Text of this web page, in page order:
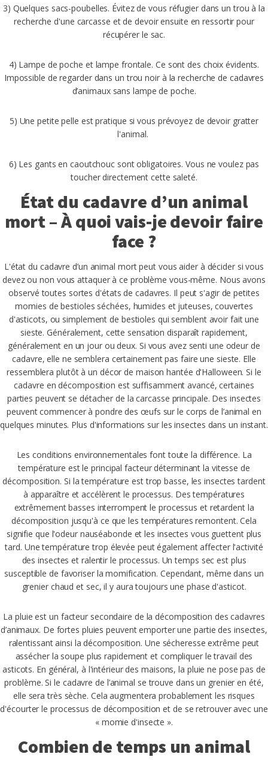
3) Quelques sacs-poubelles. Évitez de vous réfugier dans un trou à la
recherche d'une carcasse et de devoir ensuite en ressortir pour
récupérer le sac.
4) Lampe de poche et lampe frontale. Ce sont des choix évidents.
Impossible de regarder dans un trou noir à la recherche de cadavres
d’animaux sans lampe de poche.
5) Une petite pelle est pratique si vous prévoyez de devoir gratter
l'animal.
6) Les gants en caoutchouc sont obligatoires. Vous ne voulez pas
toucher directement cette saleté.
État du cadavre d’un animal
mort – À quoi vais-je devoir faire
face ?
L'état du cadavre d’un animal mort peut vous aider à décider si vous
devez ou non vous attaquer à ce problème vous-même. Nous avons
observé toutes sortes d'états de cadavres. Il peut s'agir de petites
momies de bestioles séchées, humides et juteuses, couvertes
d'asticots, ou simplement de bestioles qui semblent avoir fait une
sieste. Généralement, cette sensation disparaît rapidement,
généralement en un jour ou deux. Si vous avez senti une odeur de
cadavre, elle ne semblera certainement pas faire une sieste. Elle
ressemblera plutôt à un décor de maison hantée d'Halloween. Si le
cadavre en décomposition est suffisamment avancé, certaines
parties peuvent se détacher de la carcasse principale. Des insectes
peuvent commencer à pondre des œufs sur le corps de l’animal en
quelques minutes. Plus d'informations sur les insectes dans un instant.
Les conditions environnementales font toute la différence. La
température est le principal facteur déterminant la vitesse de
décomposition. Si la température est trop basse, les insectes tardent
à apparaître et accélèrent le processus. Des températures
extrêmement basses interrompent le processus et retardent la
décomposition jusqu'à ce que les températures remontent. Cela
signifie que l'odeur nauséabonde et les insectes vous guettent plus
tard. Une température trop élevée peut également affecter l'activité
des insectes et ralentir le processus. Un temps sec est plus
susceptible de favoriser la momification. Cependant, même dans un
grenier chaud et sec, il y aura toujours une phase d'asticot.
La pluie est un facteur secondaire de la décomposition des cadavres
d’animaux. De fortes pluies peuvent emporter une partie des insectes,
ralentissant ainsi la décomposition. Une sécheresse extrême peut
assécher la soupe plus rapidement et compliquer le travail des
asticots. En général, à l'intérieur des maisons, la pluie ne pose pas de
problème. Si le cadavre de l’animal se trouve dans un grenier en été,
elle sera très sèche. Cela augmentera probablement les risques
d'écourter le processus de décomposition et de se retrouver avec une
« momie d'insecte ».
Combien de temps un animal